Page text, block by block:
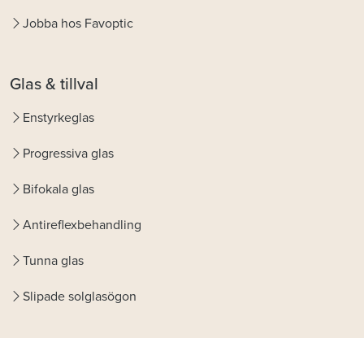
Jobba hos Favoptic
Glas & tillval
Enstyrkeglas
Progressiva glas
Bifokala glas
Antireflexbehandling
Tunna glas
Slipade solglasögon